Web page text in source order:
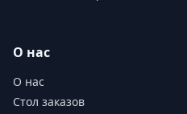
О нас
О нас
Стол заказов